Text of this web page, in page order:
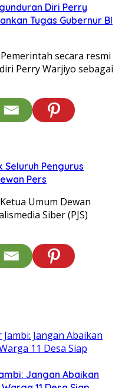
Diri Perry
Tugas Gubernur BI
secara resmi
Perry Warjiyo sebagai
Seluruh Pengurus
Pers
Umum Dewan
Siber (PJS)
Jangan Abaikan